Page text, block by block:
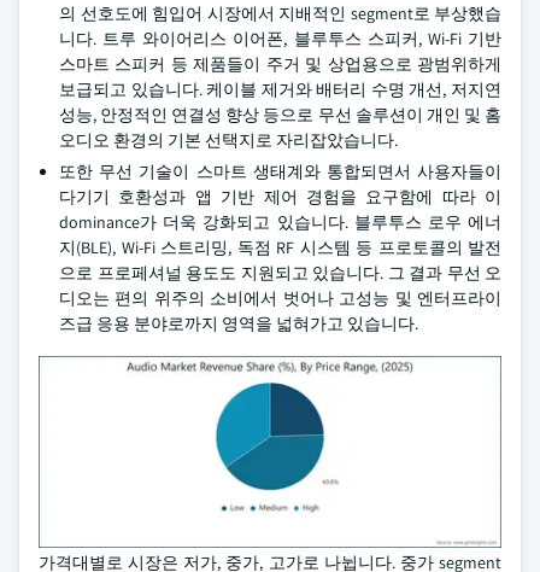
의 선호도에 힘입어 시장에서 지배적인 segment로 부상했습
니다. 트루 와이어리스 이어폰, 블루투스 스피커, Wi-Fi 기반
스마트 스피커 등 제품들이 주거 및 상업용으로 광범위하게
보급되고 있습니다. 케이블 제거와 배터리 수명 개선, 저지연
성능, 안정적인 연결성 향상 등으로 무선 솔루션이 개인 및 홈
오디오 환경의 기본 선택지로 자리잡았습니다.
또한 무선 기술이 스마트 생태계와 통합되면서 사용자들이
다기기 호환성과 앱 기반 제어 경험을 요구함에 따라 이
dominance가 더욱 강화되고 있습니다. 블루투스 로우 에너
지(BLE), Wi-Fi 스트리밍, 독점 RF 시스템 등 프로토콜의 발전
으로 프로페셔널 용도도 지원되고 있습니다. 그 결과 무선 오
디오는 편의 위주의 소비에서 벗어나 고성능 및 엔터프라이
즈급 응용 분야로까지 영역을 넓혀가고 있습니다.
가격대별로 시장은 저가, 중가, 고가로 나뉩니다. 중가 segment